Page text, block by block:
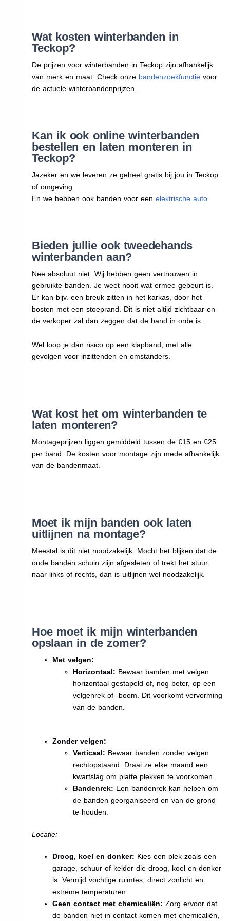
Wat kosten winterbanden in
Teckop?
De prijzen voor winterbanden in Teckop zijn afhankelijk
van merk en maat. Check onze bandenzoekfunctievoor
de actuele winterbandenprijzen.
Kan ik ook online winterbanden
bestellen en laten monteren in
Teckop?
Jazeker en we leveren ze geheel gratis bij jou in Teckop
of omgeving.
En we hebben ook banden voor een elektrische auto.
Bieden jullie ook tweedehands
winterbanden aan?
Nee absoluut niet. Wij hebben geen vertrouwen in
gebruikte banden. Je weet nooit wat ermee gebeurt is.
Er kan bijv. een breuk zitten in het karkas, door het
bosten met een stoeprand. Dit is niet altijd zichtbaar en
de verkoper zal dan zeggen dat de band in orde is.
Wel loop je dan risico op een klapband, met alle
gevolgen voor inzittenden en omstanders.
Wat kost het om winterbanden te
laten monteren?
Montageprijzen liggen gemiddeld tussen de €15 en €25
per band. De kosten voor montage zijn mede afhankelijk
van de bandenmaat.
Moet ik mijn banden ook laten
uitlijnen na montage?
Meestal is dit niet noodzakelijk. Mocht het blijken dat de
oude banden schuin ziijn afgesleten of trekt het stuur
naar links of rechts, dan is uitlijnen wel noodzakelijk.
Hoe moet ik mijn winterbanden
opslaan in de zomer?
Met velgen:
Horizontaal: Bewaar banden met velgen
horizontaal gestapeld of, nog beter, op een
velgenrek of -boom. Dit voorkomt vervorming
van de banden.
Zonder velgen:
Verticaal: Bewaar banden zonder velgen
rechtopstaand. Draai ze elke maand een
kwartslag om platte plekken te voorkomen.
Bandenrek: Een bandenrek kan helpen om
de banden georganiseerd en van de grond
te houden.
Locatie:
Droog, koel en donker: Kies een plek zoals een
garage, schuur of kelder die droog, koel en donker
is. Vermijd vochtige ruimtes, direct zonlicht en
extreme temperaturen.
Geen contact met chemicaliën: Zorg ervoor dat
de banden niet in contact komen met chemicaliën,